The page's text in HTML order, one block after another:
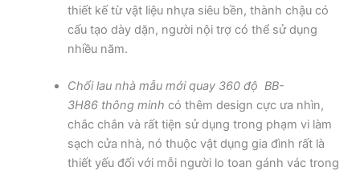
thiết kế từ vật liệu nhựa siêu bền, thành chậu có
cấu tạo dày dặn, người nội trợ có thể sử dụng
nhiều năm.
Chổi lau nhà mẫu mới quay 360 độ BB-
3H86 thông minh có thêm design cực ưa nhìn,
chắc chắn và rất tiện sử dụng trong phạm vi làm
sạch cửa nhà, nó thuộc vật dụng gia đình rất là
thiết yếu đối với mỗi người lo toan gánh vác trong